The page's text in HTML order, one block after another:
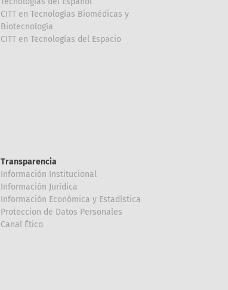
CITT en Tecnologías Biomédicas y
Biotecnología
CITT en Tecnologías del Espacio
Transparencia
Información Institucional
Información Jurídica
Información Económica y Estadística
Proteccion de Datos Personales
Canal Ético